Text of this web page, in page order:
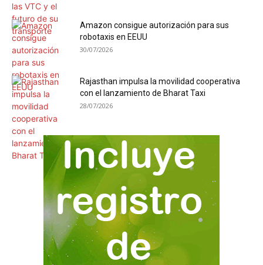
Amazon consigue autorización para sus
robotaxis en EEUU
30/07/2026
Rajasthan impulsa la movilidad cooperativa
con el lanzamiento de Bharat Taxi
28/07/2026